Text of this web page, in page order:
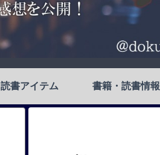
読書アイテム 書籍・読書情報